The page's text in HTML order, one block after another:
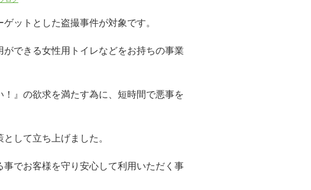
ットとした盗撮事件が対象です。
できる女性用トイレなどをお持ちの事業
』の欲求を満たす為に、短時間で悪事を
して立ち上げました。
でお客様を守り安心して利用いただく事